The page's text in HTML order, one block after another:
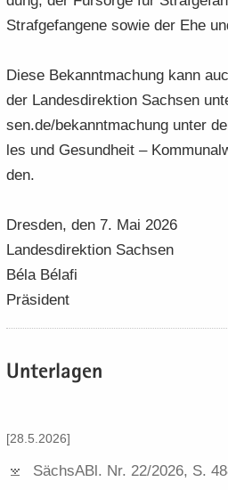
Straf­ge­fan­ge­ne sowie der Ehe
Diese Be­kannt­ma­chung kann
der Lan­des­di­rek­ti­on Sach­sen
sen.de/be­kannt­ma­chung unter
les und Ge­sund­heit –
den.
Dres­den, den 7. Mai 2026
Lan­des­di­rek­ti­on Sach­sen
Béla Bélafi
Prä­si­dent
Un­ter­la­gen
[28.5.2026]
Sächs­ABl.​ Nr.​ 22/​2026, S.​